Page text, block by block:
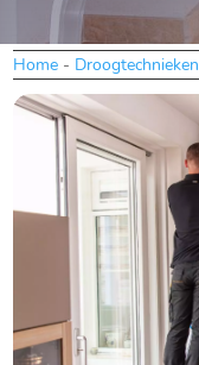
Home - Droogtechnieken